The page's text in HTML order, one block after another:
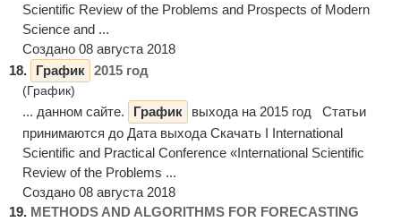
Scientific Review of the Problems and Prospects of Modern
Science and ...
Создано 08 августа 2018
18.
График 2015 год
(График)
... данном сайте. График
выхода на 2015 год Статьи
принимаются до Дата выхода Скачать I International
Scientific and Practical Conference «International Scientific
Review of the Problems ...
Создано 08 августа 2018
19. METHODS AND ALGORITHMS FOR FORECASTING